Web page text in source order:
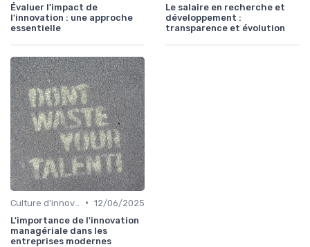
Évaluer l'impact de
l'innovation : une approche
essentielle
Le salaire en recherche et
développement :
transparence et évolution
• 12/06/2025
L'importance de l'innovation
managériale dans les
entreprises modernes